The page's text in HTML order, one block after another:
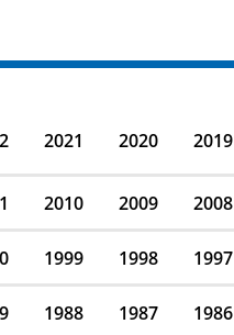
2021 2020 2019
2010 2009 2008
1999 1998 1997
1988 1987 1986